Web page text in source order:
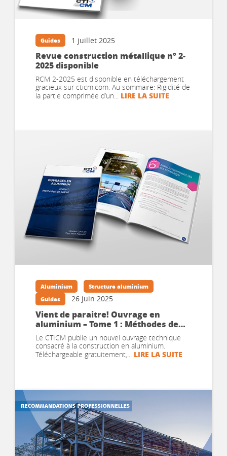
Guides 1 juillet 2025
Revue construction métallique n° 2-
2025 disponible
RCM 2-2025 est disponible en téléchargement
gracieux sur cticm.com. Au sommaire: Rigidité de
la partie comprimée d’un... LIRE LA SUITE
Aluminium
Structure aluminium
Guides
26 juin 2025
Vient de paraitre! Ouvrage en
aluminium – Tome 1 : Méthodes de
calcul
Le CTICM publie un nouvel ouvrage technique
consacré à la construction en aluminium.
Téléchargeable gratuitement,... LIRE LA SUITE